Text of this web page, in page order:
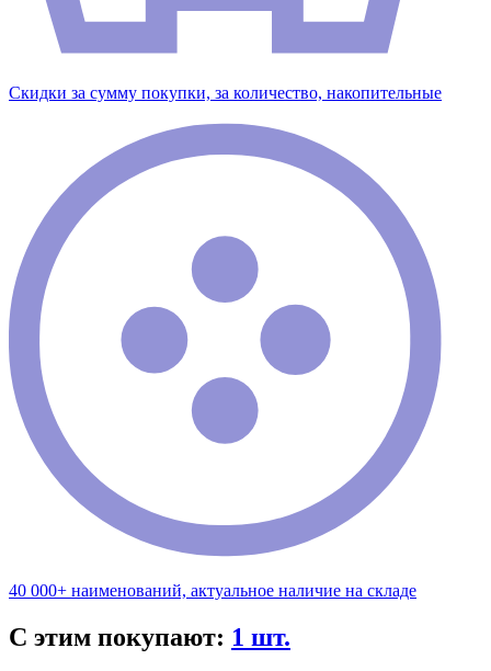
Скидки за сумму покупки, за количество, накопительные
40 000+ наименований, актуальное наличие на складе
С этим покупают: 1 шт.